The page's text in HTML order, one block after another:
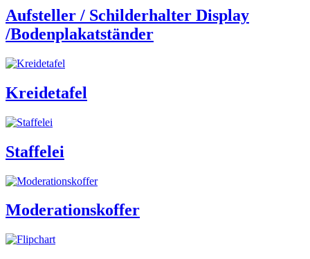
Aufsteller / Schilderhalter Display
/Bodenplakatständer
Kreidetafel
Staffelei
Moderationskoffer